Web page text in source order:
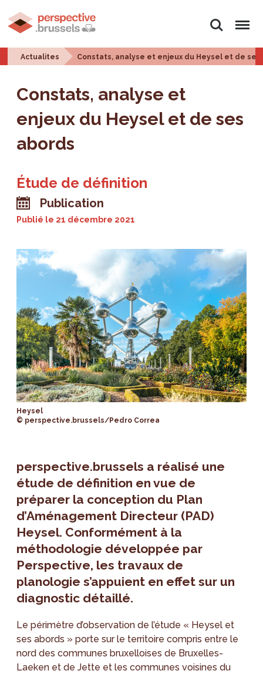
Rechercher
Menu
Actualites Constats, analyse et enjeux du Heysel et de ses
Constats, analyse et
enjeux du Heysel et de ses
abords
Étude de définition
Publication
Publié le 21 décembre 2021
Heysel
© perspective.brussels/Pedro Correa
perspective.brussels a réalisé une
étude de définition en vue de
préparer la conception du Plan
d’Aménagement Directeur (PAD)
Heysel. Conformément à la
méthodologie développée par
Perspective, les travaux de
planologie s’appuient en effet sur un
diagnostic détaillé.
Le périmètre d’observation de l’étude « Heysel et
ses abords » porte sur le territoire compris entre le
nord des communes bruxelloises de Bruxelles-
Laeken et de Jette et les communes voisines du